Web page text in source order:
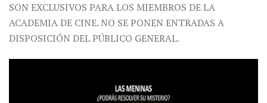
SON EXCLUSIVOS PARA LOS MIEMBROS DE LA
ACADEMIA DE CINE. NO SE PONEN ENTRADAS A
DISPOSICIÓN DEL PÚBLICO GENERAL.